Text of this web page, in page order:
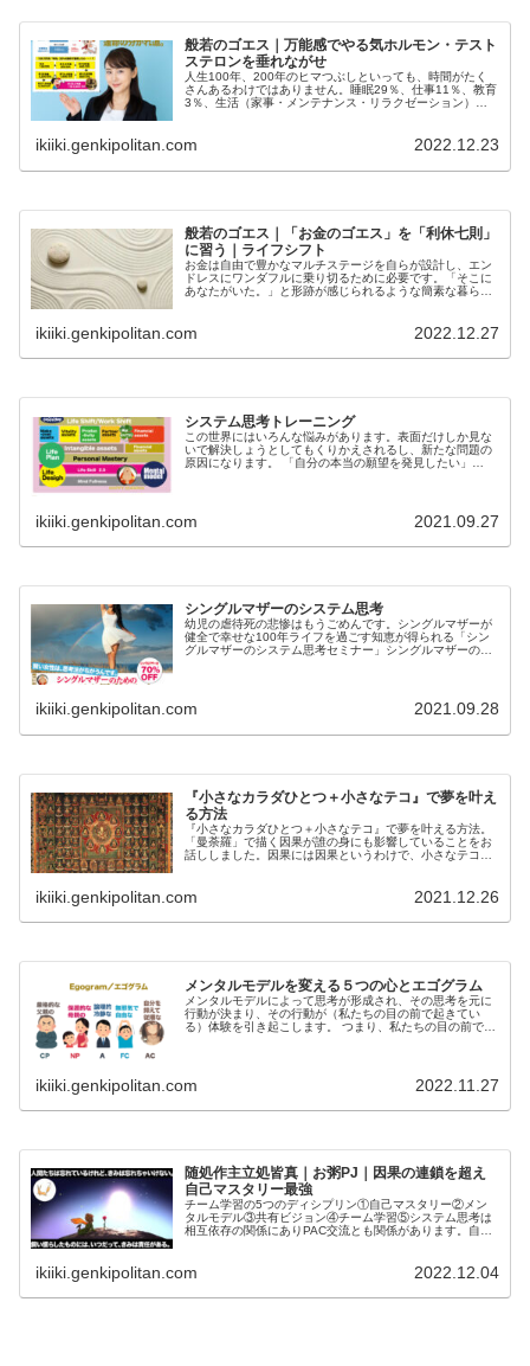
般若のゴエス｜万能感でやる気ホルモン・テスト
ステロンを垂れながせ
人生100年、200年のヒマつぶしといっても、時間がたく
さんあるわけではありません。睡眠29％、仕事11％、教育
3％、生活（家事・メンテナンス・リラクゼーション）
使い方で100人力。
ikiiki.genkipolitan.com 2022.12.23
般若のゴエス｜「お金のゴエス」を「利休七則」
に習う｜ライフシフト
お金は自由で豊かなマルチステージを自らが設計し、エン
ドレスにワンダフルに乗り切るために必要です。「そこに
あなたがいた。」と形跡が感じられるような簡素な暮らし
を想像してみてください。あなたの秩序が見えたら素敵で
す。
ikiiki.genkipolitan.com 2022.12.27
システム思考トレーニング
この世界にはいろんな悩みがあります。表面だけしか見な
いで解決しょうとしてもくりかえされるし、新たな問題の
原因になります。 「自分の本当の願望を発見したい」
ikiiki.genkipolitan.com 2021.09.27
シングルマザーのシステム思考
幼児の虐待死の悲惨はもうごめんです。シングルマザーが
健全で幸せな100年ライフを過ごす知恵が得られる「シン
グルマザーのシステム思考セミナー」シングルマザーの方
ikiiki.genkipolitan.com 2021.09.28
『小さなカラダひとつ＋小さなテコ』で夢を叶え
る方法
『小さなカラダひとつ＋小さなテコ』で夢を叶える方法。
「曼荼羅」で描く因果が誰の身にも影響していることをお
話ししました。因果には因果というわけで、小さなテコの
けてください。
ikiiki.genkipolitan.com 2021.12.26
メンタルモデルを変える５つの心とエゴグラム
メンタルモデルによって思考が形成され、その思考を元に
行動が決まり、その行動が（私たちの目の前で起きてい
る）体験を引き起こします。 つまり、私たちの目の前で起
った思考・行動を克服することはできません。メンタルモ
デルは、５つの心（自我）のバランス及び個人のライフス
身の思考のクセ』を認識して、克服するには『エゴグラ
ム』を使います。「自分自身の思考のクセ』を他者から指
摘されると不愉快になったりしますが、『エゴグラム』を
使えば冷静に判断して合理的に克服できます。
ikiiki.genkipolitan.com 2022.11.27
随処作主立処皆真｜お粥PJ｜因果の連鎖を超え
自己マスタリー最強
チーム学習の5つのディシプリン①自己マスタリー②メン
タルモデル③共有ビジョン④チーム学習⑤システム思考は
相互依存の関係にありPAC交流とも関係があります。自他
を高みにつなぐ楽しみを味わってください。
ikiiki.genkipolitan.com 2022.12.04